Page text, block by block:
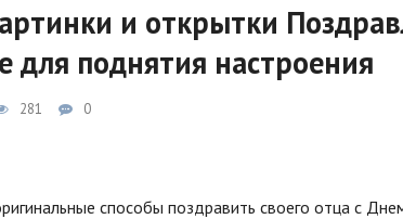
и открытки
для поднятия настроения
281 0
способы поздравить своего отца с